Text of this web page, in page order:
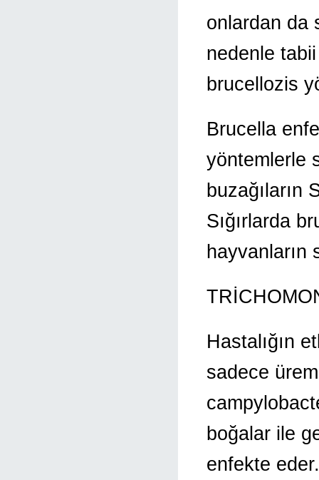
onlardan da
nedenle
brucellozis
Brucella
yöntemlerle
buzağıların
Sığırlarda
hayvanların
Hastalığın
sadece
boğalar ile
enfekte eder.